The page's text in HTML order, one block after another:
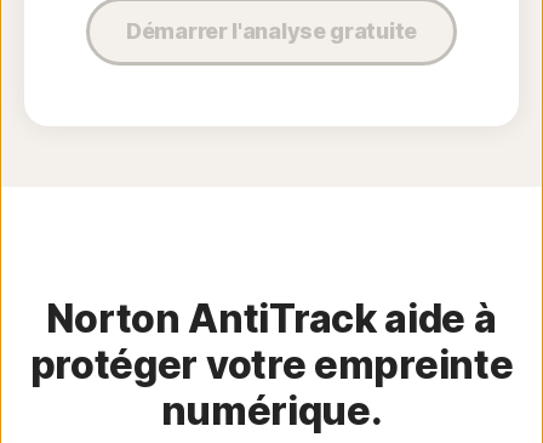
Démarrer l'analyse gratuite
Norton AntiTrack aide à
protéger votre empreinte
numérique.